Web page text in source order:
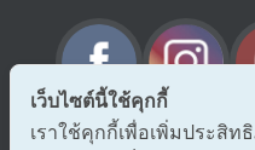
→ ร้องเรียนทุจริตและปร
เว็บไซต์นี้ใช้คุกกี้
เราใช้คุกกี้เพื่อเพิ่มประสิ